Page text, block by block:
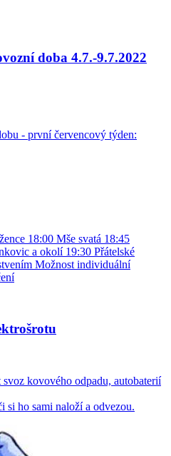
doba 4.7.-9.7.2022
- první červencový týden:
18:00 Mše svatá 18:45
a okolí 19:30 Přátelské
Možnost individuální
kovového odpadu, autobaterií
si ho sami naloží a odvezou.